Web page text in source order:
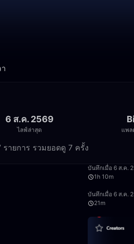
6 ส.ค. 2569
ไลฟ์ล่าสุด แพล
ายการ รวมยอดดู 7 ครั้ง
17:06
บันทึกเมื่อ 6 ส.ค.
1h 10m
บันทึกเมื่อ 6 ส.ค.
21m